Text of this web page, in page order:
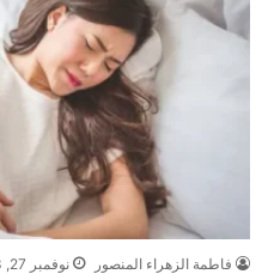
فاطمة الزهراء المنصور نوفمبر 27, 2023